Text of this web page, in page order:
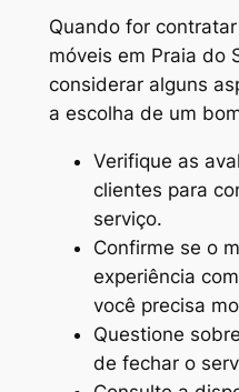
Quando for
móveis em Praia do
considerar alguns
a escolha de um
Verifique as
clientes para
serviço.
Confirme se o
experiência
você precisa
Questione
de fechar o